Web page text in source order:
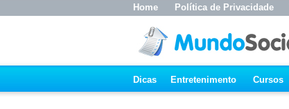
Home Política de Privacidade
Dicas Entretenimento Cursos